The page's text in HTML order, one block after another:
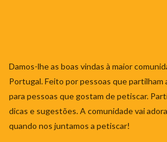
Damos-lhe as boas vindas à maior
Portugal. Feito por pessoas que partilham
para pessoas que gostam de petiscar.
dicas e sugestões. A comunidade vai
quando nos juntamos a petiscar!